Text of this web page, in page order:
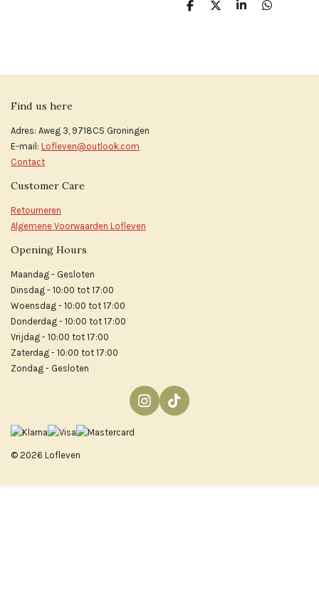
D
D
S
D
Find us here
Adres: Aweg 3, 9718CS Groningen
E-mail: Lofleven@outlook.com
Contact
Customer Care
Retourneren
Algemene Voorwaarden Lofleven
Opening Hours
Maandag - Gesloten
Dinsdag - 10:00 tot 17:00
Woensdag - 10:00 tot 17:00
Donderdag - 10:00 tot 17:00
Vrijdag - 10:00 tot 17:00
Zaterdag - 10:00 tot 17:00
Zondag - Gesloten
I
n
r
T
i
© 2026 Lofleven